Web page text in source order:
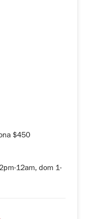
$450
12am, dom 1-